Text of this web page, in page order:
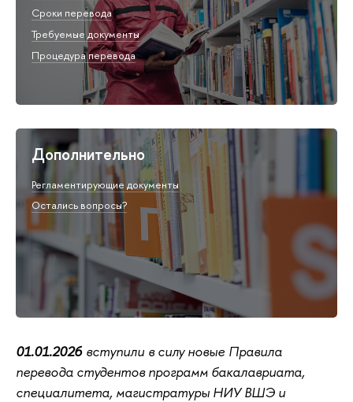
Сроки перевода
Требуемые документы
Процедура перевода
Дополнительно
Регламентирующие документы
Остались вопросы?
01.01.2026вступили в силу новые Правила
перевода студентов программ бакалавриата,
специалитета, магистратуры НИУ ВШЭ и